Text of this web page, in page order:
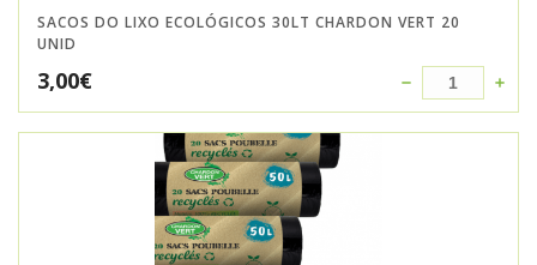
SACOS DO LIXO ECOLÓGICOS 30LT CHARDON VERT 20
UNID
3,00€